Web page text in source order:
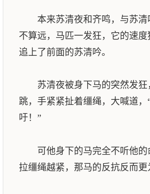
本来苏清夜和齐鸣，与苏清
不算远，马匹一发狂，它的速
追上了前面的苏清吟。
苏清夜被身下马的突然发狂
跳，手紧紧扯着缰绳，大喊道，
吁！”
可他身下的马完全不听他的
拉缰绳越紧，那马的反抗反而更